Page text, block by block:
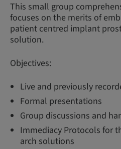
This small group
focuses on the merits of
patient centred implant
solution.
Objectives:
Live and previously
Formal presentations
Group discussions and
Immediacy Protocols for
arch solutions